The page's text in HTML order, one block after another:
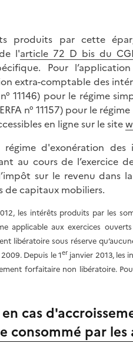
produits par cette
l'article 72 D bis du
Pour
extra-comptable des
n° 11146) pour le régime
n° 11157) pour le
en ligne sur le site
d'exonération des
au cours de l’exercice
sur le revenu dans
de capitaux mobiliers.
les intérêts produits par les
applicable aux exercices
libératoire sous réserve
Depuis le 1er janvier 2013, les
forfaitaire non libératoire.
cas
consommé par